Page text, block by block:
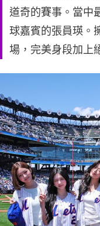
道奇的賽事。當中
球嘉賓的張員瑛。
場，完美身段加上